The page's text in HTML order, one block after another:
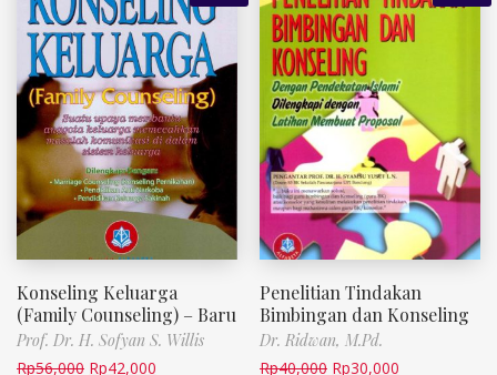
Konseling Keluarga
(Family Counseling) – Baru
Prof. Dr. H. Sofyan S. Willis
Rp56,000 Rp42,000
Penelitian Tindakan
Bimbingan dan Konseling
Dr. Ridwan, M.Pd.
Rp40,000 Rp30,000